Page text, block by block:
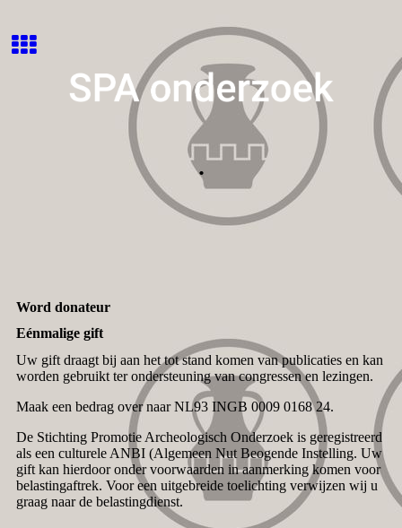
.
Word donateur
Eénmalige gift
Uw gift draagt bij aan het tot stand komen van publicaties en kan
worden gebruikt ter ondersteuning van congressen en lezingen.
Maak een bedrag over naar NL93 INGB 0009 0168 24.
De Stichting Promotie Archeologisch Onderzoek is geregistreerd
als een culturele ANBI (Algemeen Nut Beogende Instelling. Uw
gift kan hierdoor onder voorwaarden in aanmerking komen voor
belastingaftrek. Voor een uitgebreide toelichting verwijzen wij u
graag naar de belastingdienst.